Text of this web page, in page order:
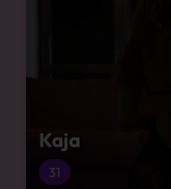
Kaja
31